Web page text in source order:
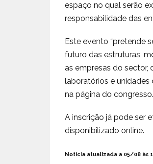
espaço no qual serão
responsabilidade das
Este evento “pretende
futuro das estruturas,
as empresas do sector,
laboratórios e unidades
na página do congresso.
A inscrição já pode ser
disponibilizado online.
Notícia atualizada a 05/08 às